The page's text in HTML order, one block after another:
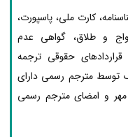
کارت ملی، پاسپورت،
و طلاق، گواهی عدم
حقوقی ترجمه
توسط مترجم رسمی دارای
و امضای مترجم رسمی